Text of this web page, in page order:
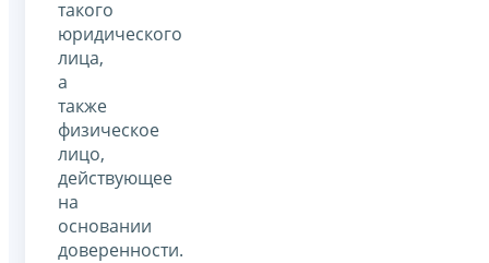
такого
юридического
лица,
а
также
физическое
лицо,
действующее
на
основании
доверенности.